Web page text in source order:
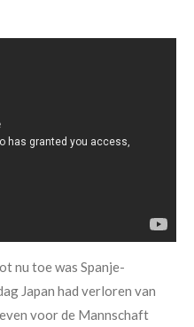
nu toe was Spanje-
Japan had verloren van
voor de Mannschaft